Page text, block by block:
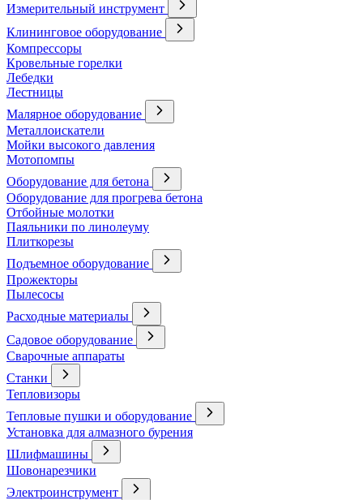
Измерительный инструмент
Клининговое оборудование
Компрессоры
Кровельные горелки
Лебедки
Лестницы
Малярное оборудование
Металлоискатели
Мойки высокого давления
Мотопомпы
Оборудование для бетона
Оборудование для прогрева бетона
Отбойные молотки
Паяльники по линолеуму
Плиткорезы
Подъемное оборудование
Прожекторы
Пылесосы
Расходные материалы
Садовое оборудование
Сварочные аппараты
Станки
Тепловизоры
Тепловые пушки и оборудование
Установка для алмазного бурения
Шлифмашины
Шовонарезчики
Электроинструмент